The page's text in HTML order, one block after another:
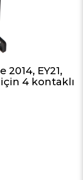
EY21,
4 kontaklı